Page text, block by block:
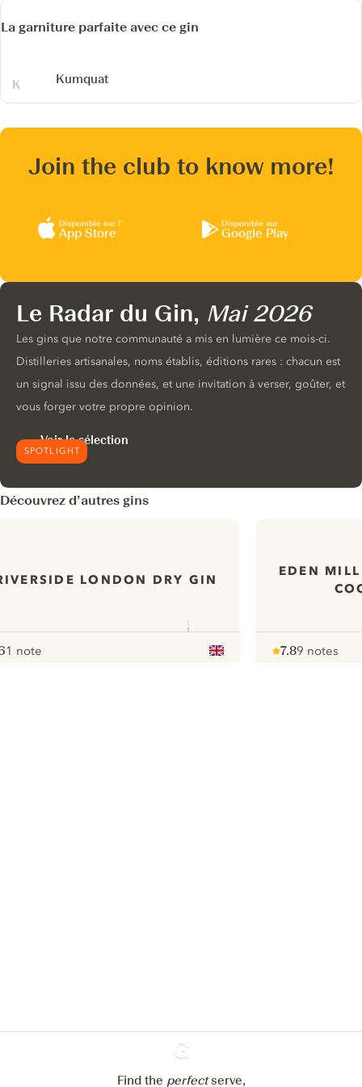
La garniture parfaite avec ce gin
Kumquat
Join the club to know more!
Disponible sur l’
App Store
Disponible sur
Google Play
SPOTLIGHT
Le Radar du Gin, Mai 2026
Les gins que notre communauté a mis en lumière ce mois-ci.
Distilleries artisanales, noms établis, éditions rares : chacun est
un signal issu des données, et une invitation à verser, goûter, et
vous forger votre propre opinion.
Voir la sélection
Découvrez d’autres gins
LONDON DRY GIN
1 note
EDEN
7.89 notes
Ginventory
Find the perfectserve,
Refuser tout